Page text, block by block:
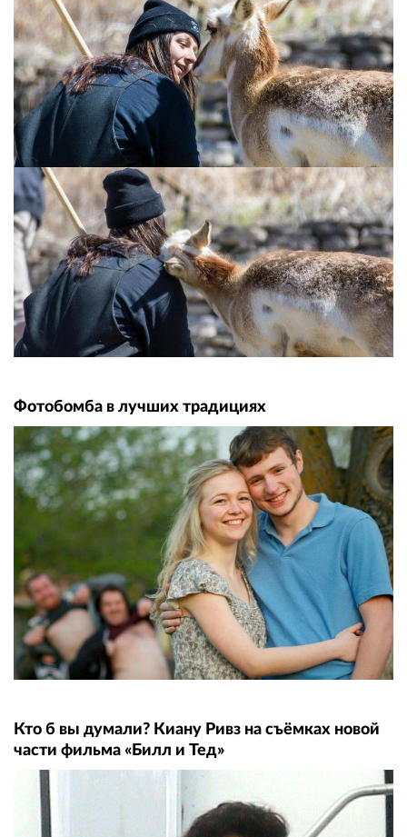
Фотобомба в лучших традициях
Кто б вы думали? Киану Ривз на съёмках новой
части фильма «Билл и Тед»